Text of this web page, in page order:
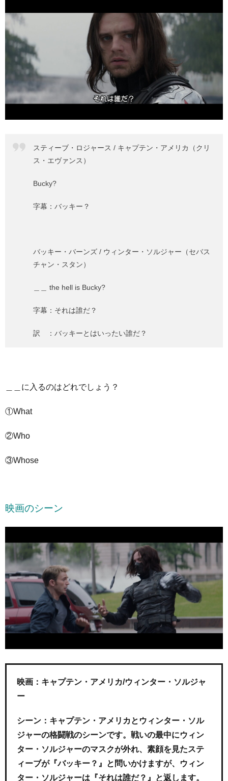
スティーブ・ロジャース / キャプテン・アメリカ（クリ
ス・エヴァンス）
Bucky?
字幕：バッキー？
バッキー・バーンズ / ウィンター・ソルジャー（セバス
チャン・スタン）
＿＿ the hell is Bucky?
字幕：それは誰だ？
訳 ：バッキーとはいったい誰だ？
＿＿に入るのはどれでしょう？
①What
②Who
③Whose
映画のシーン
映画：キャプテン・アメリカ/ウィンター・ソルジャ
ー
シーン：キャプテン・アメリカとウィンター・ソル
ジャーの格闘戦のシーンです。戦いの最中にウィン
ター・ソルジャーのマスクが外れ、素顔を見たステ
ィーブが『バッキー？』と問いかけますが、ウィン
ター・ソルジャーは『それは誰だ？』と返します。